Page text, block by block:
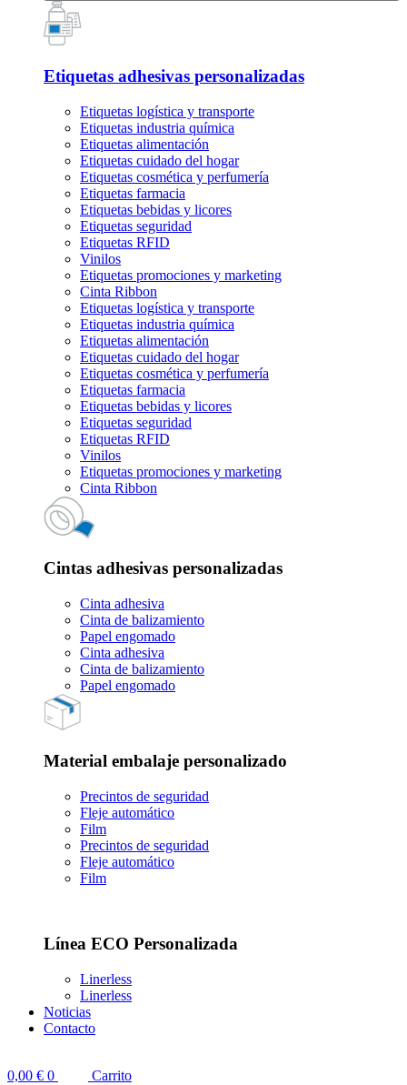
Etiquetas adhesivas personalizadas
Etiquetas logística y transporte
Etiquetas industria química
Etiquetas alimentación
Etiquetas cuidado del hogar
Etiquetas cosmética y perfumería
Etiquetas farmacia
Etiquetas bebidas y licores
Etiquetas seguridad
Etiquetas RFID
Vinilos
Etiquetas promociones y marketing
Cinta Ribbon
Etiquetas logística y transporte
Etiquetas industria química
Etiquetas alimentación
Etiquetas cuidado del hogar
Etiquetas cosmética y perfumería
Etiquetas farmacia
Etiquetas bebidas y licores
Etiquetas seguridad
Etiquetas RFID
Vinilos
Etiquetas promociones y marketing
Cinta Ribbon
Cintas adhesivas personalizadas
Cinta adhesiva
Cinta de balizamiento
Papel engomado
Cinta adhesiva
Cinta de balizamiento
Papel engomado
Material embalaje personalizado
Precintos de seguridad
Fleje automático
Film
Precintos de seguridad
Fleje automático
Film
Línea ECO Personalizada
Linerless
Linerless
Noticias
Contacto
0,00 € 0
Carrito